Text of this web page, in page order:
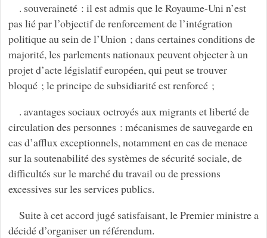
. souveraineté : il est admis que le Royaume-Uni n’est
pas lié par l’objectif de renforcement de l’intégration
politique au sein de l’Union ; dans certaines conditions de
majorité, les parlements nationaux peuvent objecter à un
projet d’acte législatif européen, qui peut se trouver
bloqué ; le principe de subsidiarité est renforcé ;
. avantages sociaux octroyés aux migrants et liberté de
circulation des personnes : mécanismes de sauvegarde en
cas d’afflux exceptionnels, notamment en cas de menace
sur la soutenabilité des systèmes de sécurité sociale, de
difficultés sur le marché du travail ou de pressions
excessives sur les services publics.
Suite à cet accord jugé satisfaisant, le Premier ministre a
décidé d’organiser un référendum.